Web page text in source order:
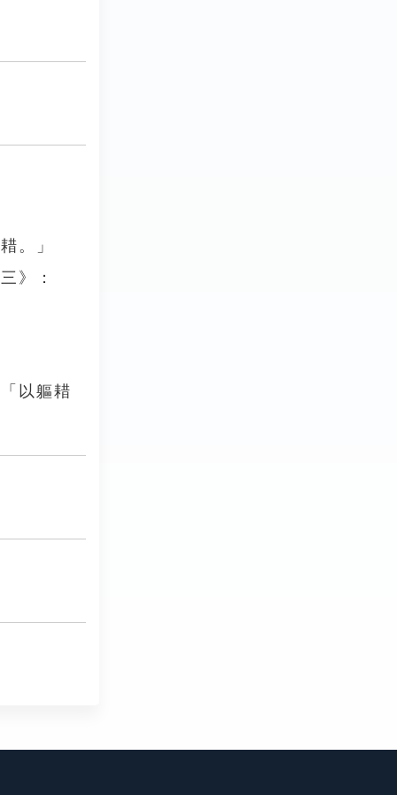
。」
》：
以軀耤